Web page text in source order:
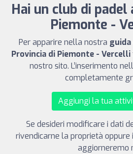
Hai un club di padel
Piemonte -
Per apparire nella nostra guida
Provincia di Piemonte - Vercelli
nostro sito. L’inserimento
completamente
Aggiungi la tua
Se desideri modificare i dati
rivendicarne la proprietà oppure
aggiorneremo